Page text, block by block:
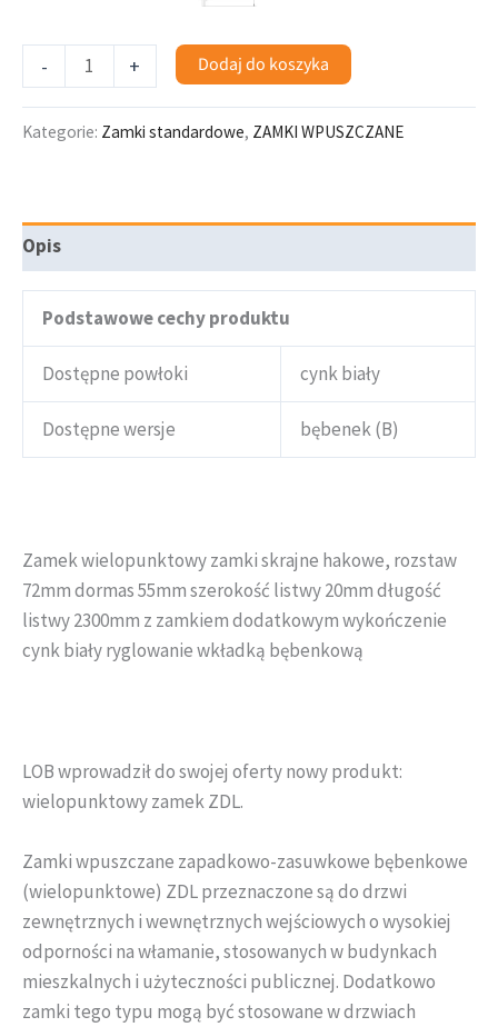
- + Dodaj do koszyka
Kategorie: Zamki standardowe, ZAMKI WPUSZCZANE
Opis
Podstawowe cechy produktu
Dostępne powłoki cynk biały
Dostępne wersje bębenek (B)
Zamek wielopunktowy zamki skrajne hakowe, rozstaw
72mm dormas 55mm szerokość listwy 20mm długość
listwy 2300mm z zamkiem dodatkowym wykończenie
cynk biały ryglowanie wkładką bębenkową
LOB wprowadził do swojej oferty nowy produkt:
wielopunktowy zamek ZDL.
Zamki wpuszczane zapadkowo-zasuwkowe bębenkowe
(wielopunktowe) ZDL przeznaczone są do drzwi
zewnętrznych i wewnętrznych wejściowych o wysokiej
odporności na włamanie, stosowanych w budynkach
mieszkalnych i użyteczności publicznej. Dodatkowo
zamki tego typu mogą być stosowane w drzwiach